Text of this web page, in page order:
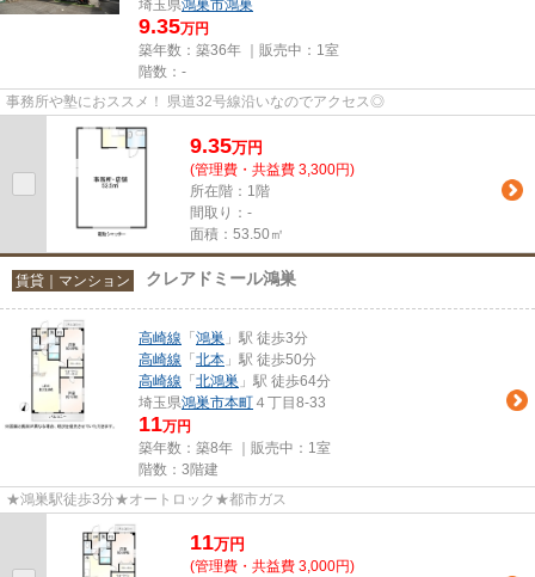
埼玉県鴻巣市鴻巣
9.35万円
築年数：築36年 ｜販売中： 1室
階数：-
事務所や塾におススメ！ 県道32号線沿いなのでアクセス◎
9.35万円
(管理費・共益費 3,300円)
所在階：1階
間取り：-
面積：53.50㎡
賃貸｜マンション クレアドミール鴻巣
高崎線 「 鴻巣 」駅 徒歩3分
高崎線 「 北本 」駅 徒歩50分
高崎線 「 北鴻巣 」駅 徒歩64分
埼玉県鴻巣市本町 ４丁目8-33
11万円
築年数：築8年 ｜販売中： 1室
階数：3階建
★鴻巣駅徒歩3分★オートロック★都市ガス
11万円
(管理費・共益費 3,000円)